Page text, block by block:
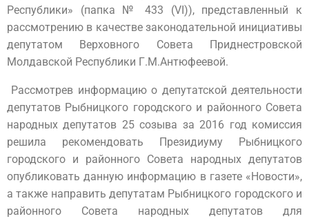
Республики» (папка № 433 (VI)), представленный к
рассмотрению в качестве законодательной инициативы
депутатом Верховного Совета Приднестровской
Молдавской Республики Г.М.Антюфеевой.
Рассмотрев информацию о депутатской деятельности
депутатов Рыбницкого городского и районного Совета
народных депутатов 25 созыва за 2016 год комиссия
решила рекомендовать Президиуму Рыбницкого
городского и районного Совета народных депутатов
опубликовать данную информацию в газете «Новости»,
а также направить депутатам Рыбницкого городского и
районного Совета народных депутатов для